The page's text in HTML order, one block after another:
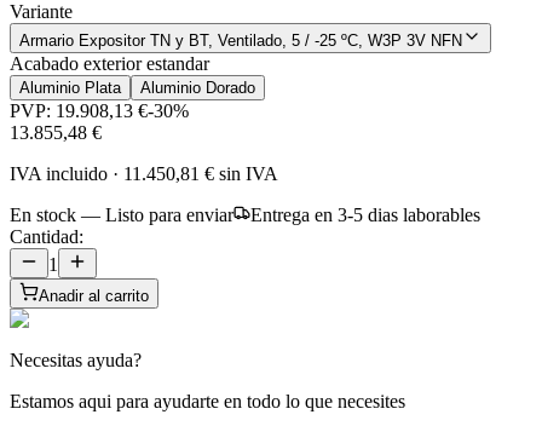
Variante
Armario Expositor TN y BT, Ventilado, 5 / -25 ºC, W3P 3V NFN
Acabado exterior estandar
Aluminio Plata Aluminio Dorado
PVP: 19.908,13 €-30%
13.855,48 €
IVA incluido · 11.450,81 € sin IVA
En stock — Listo para enviar
Entrega en 3-5 dias laborables
Cantidad:
1
Anadir al carrito
Necesitas ayuda?
Estamos aqui para ayudarte en todo lo que necesites